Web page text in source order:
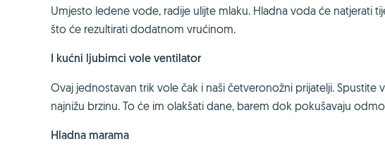
Umjesto ledene vode, radije ulijte mlaku. Hladna voda će natjerati
što će rezultirati dodatnom vrućinom.
I kućni ljubimci vole ventilator
Ovaj jednostavan trik vole čak i naši četveronožni prijatelji.
najnižu brzinu. To će im olakšati dane, barem dok pokušavaju
Hladna marama